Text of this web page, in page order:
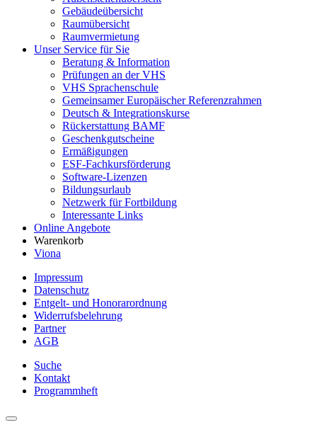
Gebäudeübersicht
Raumübersicht
Raumvermietung
Unser Service für Sie
Beratung & Information
Prüfungen an der VHS
VHS Sprachenschule
Gemeinsamer Europäischer Referenzrahmen
Deutsch & Integrationskurse
Rückerstattung BAMF
Geschenkgutscheine
Ermäßigungen
ESF-Fachkursförderung
Software-Lizenzen
Bildungsurlaub
Netzwerk für Fortbildung
Interessante Links
Online Angebote
Warenkorb
Viona
Impressum
Datenschutz
Entgelt- und Honorarordnung
Widerrufsbelehrung
Partner
AGB
Suche
Kontakt
Programmheft